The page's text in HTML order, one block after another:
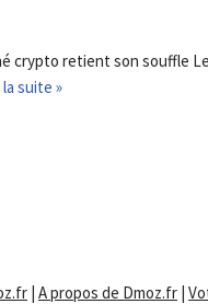
crypto retient son souffle
suite »
| A propos de Dmoz.fr |